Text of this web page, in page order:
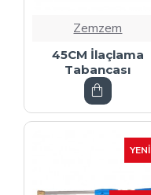
Zemzem
45CM İlaçlama
Tabancası
YENI